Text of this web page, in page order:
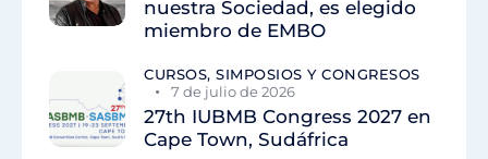
nuestra Sociedad, es elegido
miembro de EMBO
CURSOS, SIMPOSIOS Y CONGRESOS
7 de julio de 2026
27th IUBMB Congress 2027 en
Cape Town, Sudáfrica